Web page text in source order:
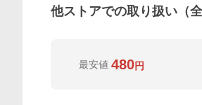
他ストアでの取り扱い（全
最安値 480円